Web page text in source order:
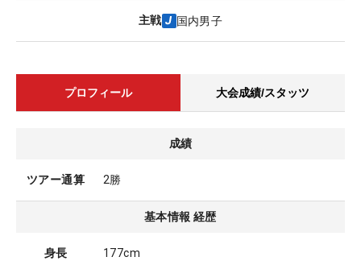
主戦 国内男子
プロフィール 大会成績/スタッツ
成績
ツアー通算 2勝
基本情報 経歴
身長 177cm